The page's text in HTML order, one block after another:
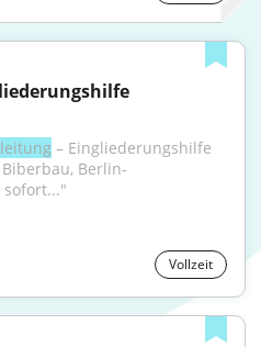
– Eingliederungshilfe
Berlin-
sofort..."
Vollzeit